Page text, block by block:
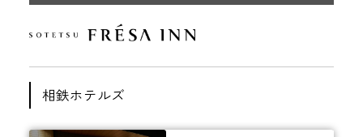
相鉄ホテルズ